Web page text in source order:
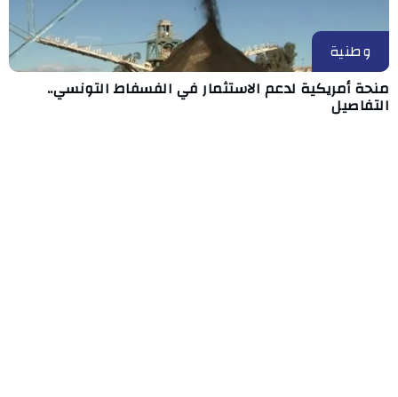
وطنية
منحة أمريكية لدعم الاستثمار في الفسفاط التونسي..
التفاصيل